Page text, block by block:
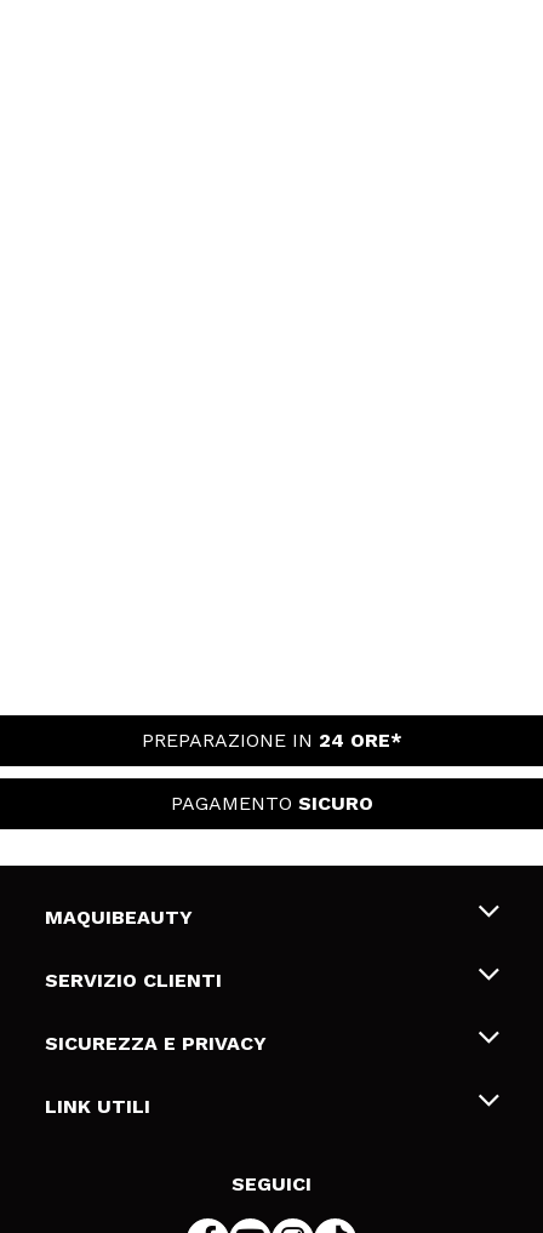
PREPARAZIONE IN 24 ORE*
PAGAMENTO SICURO
MAQUIBEAUTY
Chi siamo
Gift Cards
SERVIZIO CLIENTI
Spedizioni & Resi
Metodi di pagamamento
SICUREZZA E PRIVACY
Termini e condizioni
LINK UTILI
SEGUICI